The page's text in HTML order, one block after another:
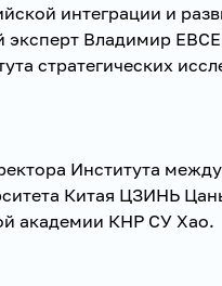
интеграции и
эксперт Владимир
стратегических
Института
Китая ЦЗИНЬ
академии КНР СУ Хао.